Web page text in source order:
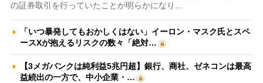
の証券取引を行っていたことが明らかになり…
「いつ暴発してもおかしくはない」イーロン・マスク氏とスペ
ースXが抱えるリスクの数々「絶対…
【3メガバンクは純利益5兆円超】銀行、商社、ゼネコンは最高
益続出の一方で、中小企業・…